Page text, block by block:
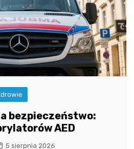
bezpieczeństwo:
AED
5 sierpnia 2026